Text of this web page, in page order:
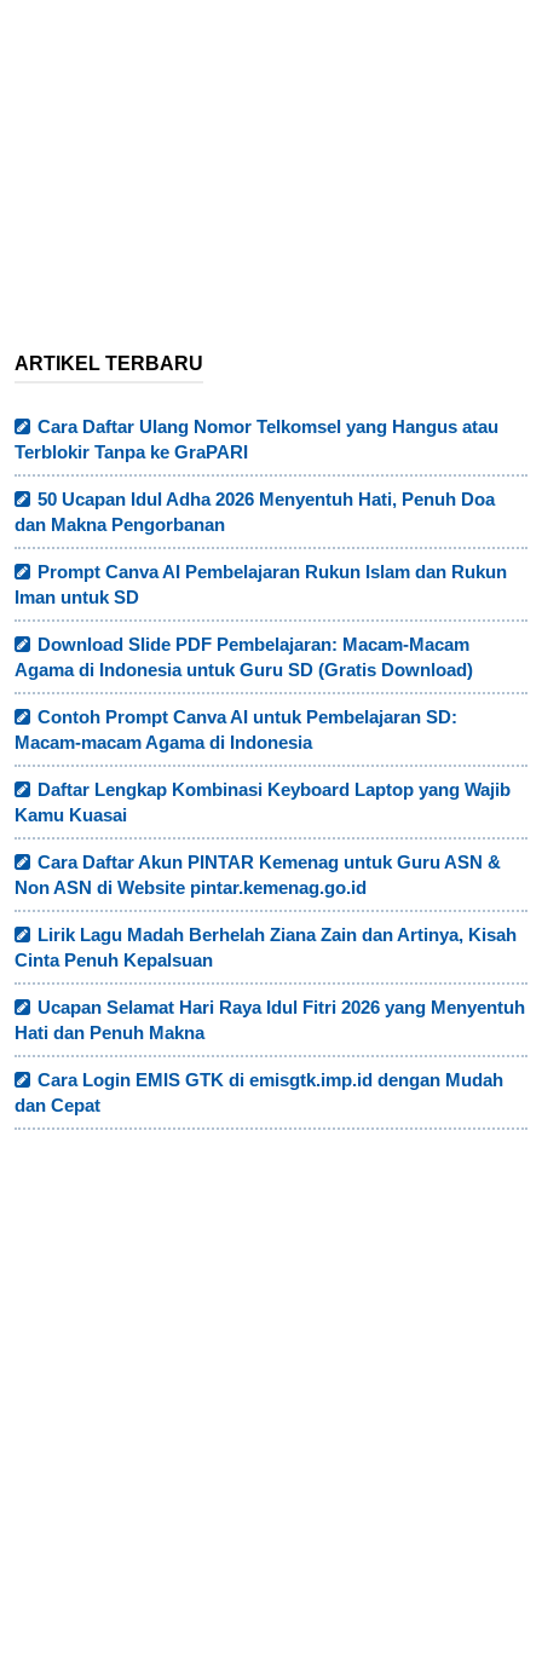
ARTIKEL TERBARU
Cara Daftar Ulang Nomor Telkomsel yang Hangus atau
Terblokir Tanpa ke GraPARI
50 Ucapan Idul Adha 2026 Menyentuh Hati, Penuh Doa
dan Makna Pengorbanan
Prompt Canva AI Pembelajaran Rukun Islam dan Rukun
Iman untuk SD
Download Slide PDF Pembelajaran: Macam-Macam
Agama di Indonesia untuk Guru SD (Gratis Download)
Contoh Prompt Canva AI untuk Pembelajaran SD:
Macam-macam Agama di Indonesia
Daftar Lengkap Kombinasi Keyboard Laptop yang Wajib
Kamu Kuasai
Cara Daftar Akun PINTAR Kemenag untuk Guru ASN &
Non ASN di Website pintar.kemenag.go.id
Lirik Lagu Madah Berhelah Ziana Zain dan Artinya, Kisah
Cinta Penuh Kepalsuan
Ucapan Selamat Hari Raya Idul Fitri 2026 yang Menyentuh
Hati dan Penuh Makna
Cara Login EMIS GTK di emisgtk.imp.id dengan Mudah
dan Cepat